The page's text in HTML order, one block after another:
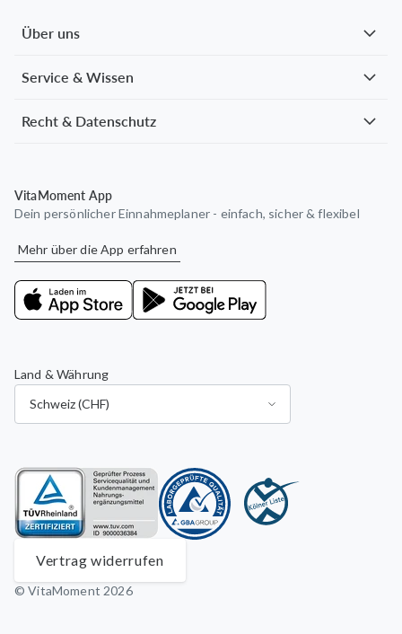
Über uns
Service & Wissen
Recht & Datenschutz
VitaMoment App
Dein persönlicher Einnahmeplaner - einfach, sicher & flexibel
Mehr über die App erfahren
Land & Währung
Vertrag widerrufen
© VitaMoment 2026